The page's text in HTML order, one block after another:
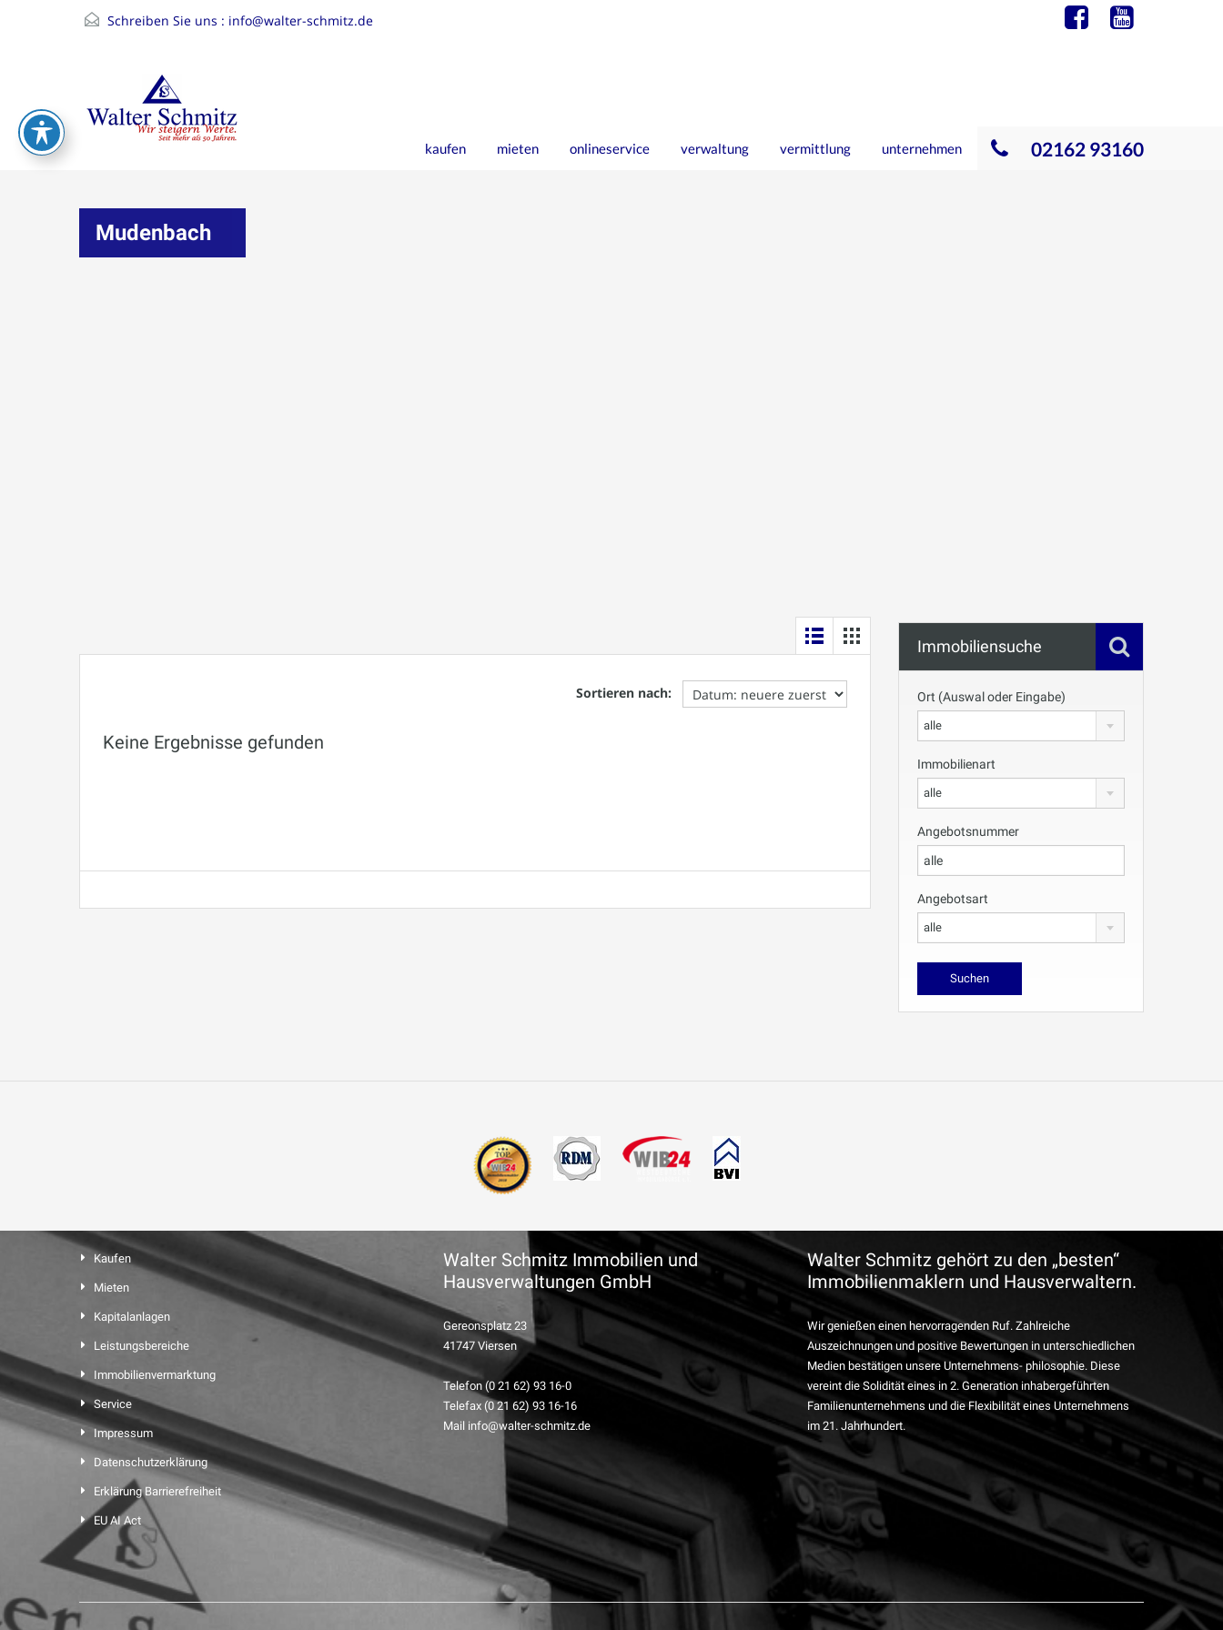
Schreiben Sie uns : info@walter-schmitz.de
02162 93160
kaufen mieten onlineservice verwaltung vermittlung unternehmen
Mudenbach
Sortieren nach:
Keine Ergebnisse gefunden
Immobiliensuche
Ort (Auswal oder Eingabe)
alle
Immobilienart
alle
Angebotsnummer
Angebotsart
alle
Kaufen
Mieten
Kapitalanlagen
Leistungsbereiche
Immobilienvermarktung
Service
Impressum
Datenschutzerklärung
Erklärung Barrierefreiheit
EU AI Act
Walter Schmitz Immobilien und
Hausverwaltungen GmbH
Gereonsplatz 23
41747 Viersen
Telefon (0 21 62) 93 16-0
Telefax (0 21 62) 93 16-16
Mail info@walter-schmitz.de
Walter Schmitz gehört zu den „besten“
Immobilienmaklern und Hausverwaltern.
Wir genießen einen hervorragenden Ruf. Zahlreiche
Auszeichnungen und positive Bewertungen in unterschiedlichen
Medien bestätigen unsere Unternehmens- philosophie. Diese
vereint die Solidität eines in 2. Generation inhabergeführten
Familienunternehmens und die Flexibilität eines Unternehmens
im 21. Jahrhundert.